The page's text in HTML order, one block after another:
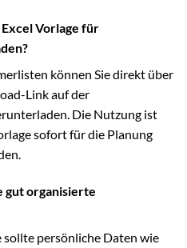
Vorlage für
können Sie direkt über
Link auf der
Die Nutzung ist
sofort für die Planung
gut organisierte
persönliche Daten wie